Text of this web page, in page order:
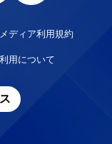
ディア利用規約
用について